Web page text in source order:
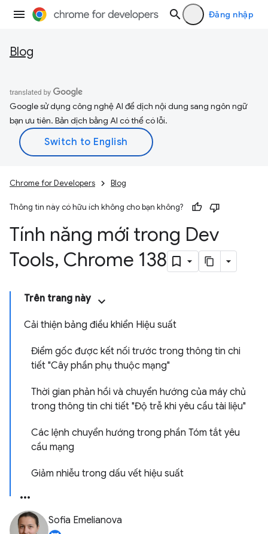
Đăng nhập
Blog
Google sử dụng công nghệ AI để dịch nội dung sang ngôn ngữ
bạn ưu tiên. Bản dịch bằng AI có thể có lỗi.
Chrome for Developers Blog
Thông tin này có hữu ích không cho bạn không?
Tính năng mới trong Dev
Tools, Chrome 138
Trên trang này
Cải thiện bảng điều khiển Hiệu suất
Điểm gốc được kết nối trước trong thông tin chi
tiết "Cây phần phụ thuộc mạng"
Thời gian phản hồi và chuyển hướng của máy chủ
trong thông tin chi tiết "Độ trễ khi yêu cầu tài liệu"
Các lệnh chuyển hướng trong phần Tóm tắt yêu
cầu mạng
Giảm nhiễu trong dấu vết hiệu suất
Sofia Emelianova